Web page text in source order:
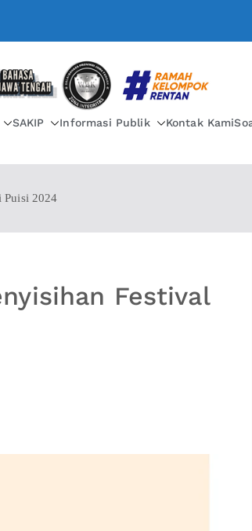
BALAI BAHASA PROVINSI
SAKIP Informasi Publik Kontak Kami
Puisi 2024
Festival